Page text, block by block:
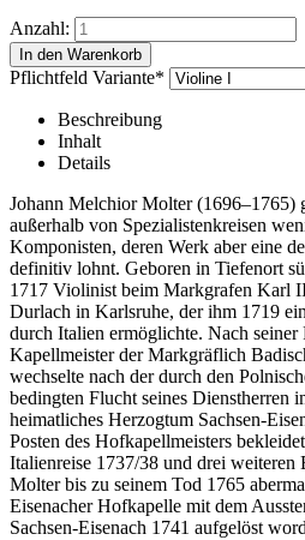
Anzahl:
Pflichtfeld Variante*
Beschreibung
Inhalt
Details
Johann Melchior Molter (1696–1765)
außerhalb von Spezialistenkreisen
Komponisten, deren Werk aber eine
definitiv lohnt. Geboren in Tiefenort
1717 Violinist beim Markgrafen Karl
Durlach in Karlsruhe, der ihm 1719
durch Italien ermöglichte. Nach
Kapellmeister der Markgräflich
wechselte nach der durch den
bedingten Flucht seines Dienstherren
heimatliches Herzogtum Sachsen-
Posten des Hofkapellmeisters
Italienreise 1737/38 und drei weiteren
Molter bis zu seinem Tod 1765
Eisenacher Hofkapelle mit dem
Sachsen-Eisenach 1741 aufgelöst